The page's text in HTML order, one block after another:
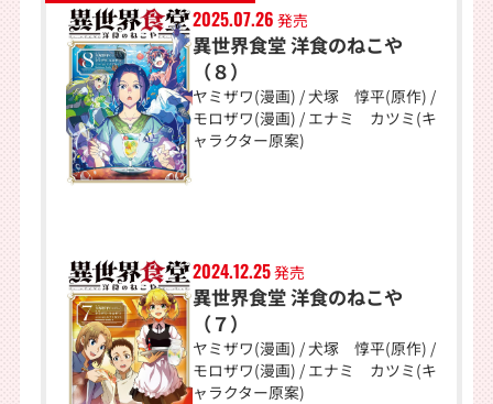
2025.07.26 発売
異世界食堂 洋食のねこや
（８）
ヤミザワ(漫画) / 犬塚 惇平(原作) /
モロザワ(漫画) / エナミ カツミ(キ
ャラクター原案)
2024.12.25発売
異世界食堂 洋食のねこや
（７）
ヤミザワ(漫画) / 犬塚 惇平(原作) /
モロザワ(漫画) / エナミ カツミ(キ
ャラクター原案)